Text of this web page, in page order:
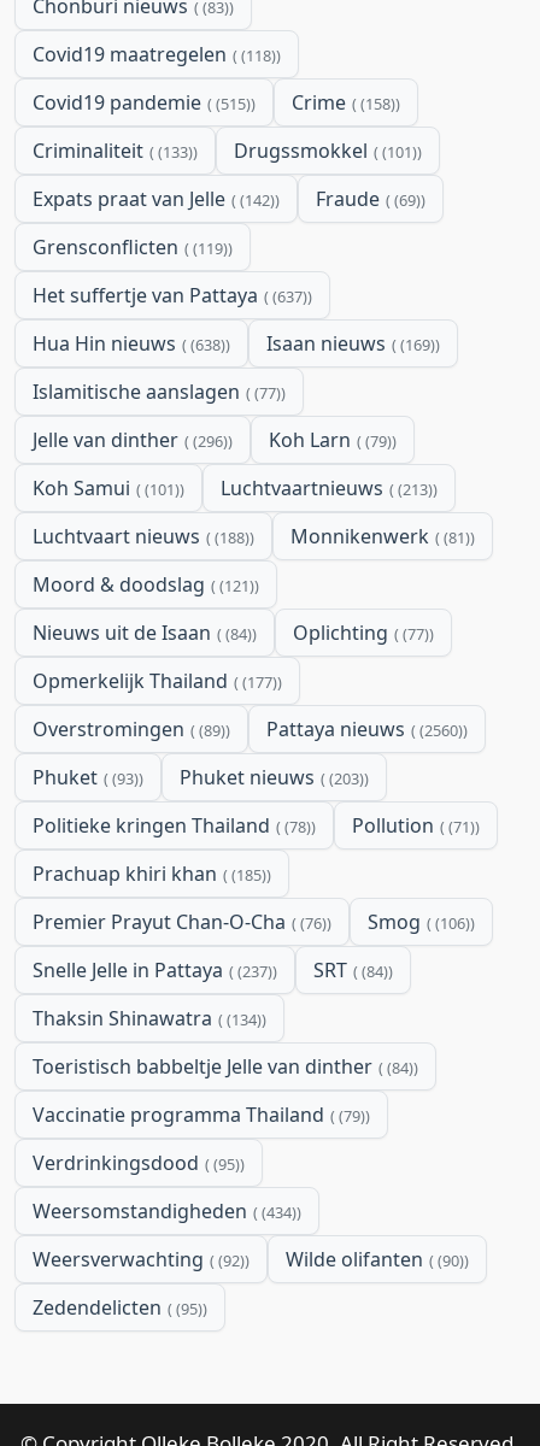
Chonburi nieuws (83)
Covid19 maatregelen (118)
Covid19 pandemie (515) Crime (158)
Criminaliteit (133) Drugssmokkel (101)
Expats praat van Jelle (142) Fraude (69)
Grensconflicten (119)
Het suffertje van Pattaya (637)
Hua Hin nieuws (638) Isaan nieuws (169)
Islamitische aanslagen (77)
Jelle van dinther (296) Koh Larn (79)
Koh Samui (101) Luchtvaartnieuws (213)
Luchtvaart nieuws (188) Monnikenwerk (81)
Moord & doodslag (121)
Nieuws uit de Isaan (84) Oplichting (77)
Opmerkelijk Thailand (177)
Overstromingen (89) Pattaya nieuws (2560)
Phuket (93) Phuket nieuws (203)
Politieke kringen Thailand (78) Pollution (71)
Prachuap khiri khan (185)
Premier Prayut Chan-O-Cha (76) Smog (106)
Snelle Jelle in Pattaya (237) SRT (84)
Thaksin Shinawatra (134)
Toeristisch babbeltje Jelle van dinther (84)
Vaccinatie programma Thailand (79)
Verdrinkingsdood (95)
Weersomstandigheden (434)
Weersverwachting (92) Wilde olifanten (90)
Zedendelicten (95)